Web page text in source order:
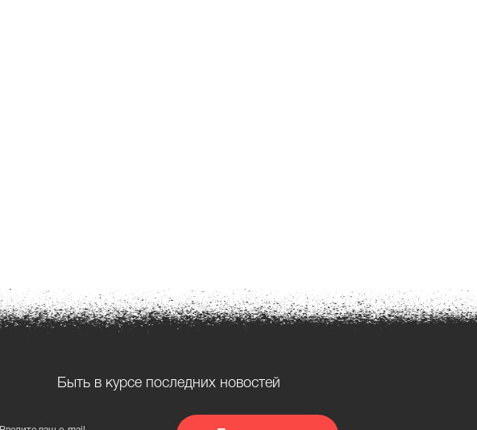
Быть в курсе последних новостей